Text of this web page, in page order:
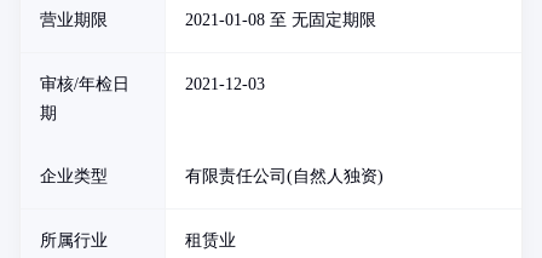
营业期限 2021-01-08 至 无固定期限
审核/年检日
期
2021-12-03
企业类型 有限责任公司(自然人独资)
所属行业 租赁业